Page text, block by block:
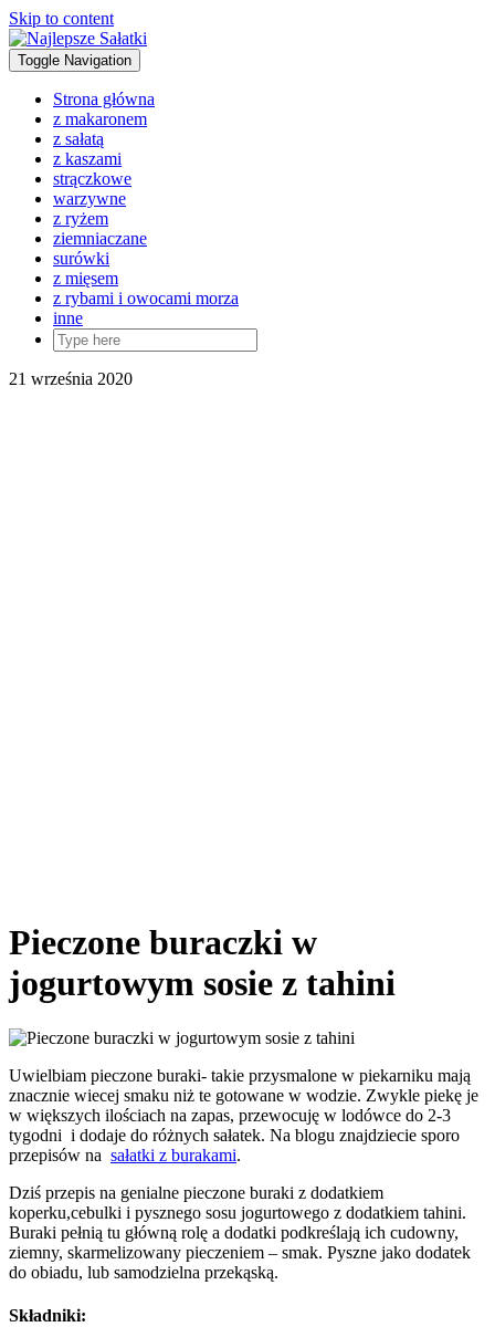
Skip to content
Toggle Navigation
Strona główna
z makaronem
z sałatą
z kaszami
strączkowe
warzywne
z ryżem
ziemniaczane
surówki
z mięsem
z rybami i owocami morza
inne
21 września 2020
Pieczone buraczki w
jogurtowym sosie z tahini
Uwielbiam pieczone buraki- takie przysmalone w piekarniku mają
znacznie wiecej smaku niż te gotowane w wodzie. Zwykle piekę je
w większych ilościach na zapas, przewocuję w lodówce do 2-3
tygodni i dodaje do różnych sałatek. Na blogu znajdziecie sporo
przepisów na sałatki z burakami.
Dziś przepis na genialne pieczone buraki z dodatkiem
koperku,cebulki i pysznego sosu jogurtowego z dodatkiem tahini.
Buraki pełnią tu główną rolę a dodatki podkreślają ich cudowny,
ziemny, skarmelizowany pieczeniem – smak. Pyszne jako dodatek
do obiadu, lub samodzielna przekąską.
Składniki: